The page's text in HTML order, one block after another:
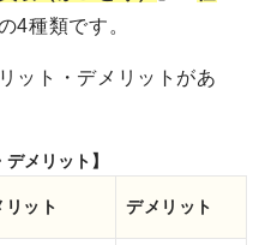
4種類です。
ット・デメリットがあ
メリット】
リット デメリット